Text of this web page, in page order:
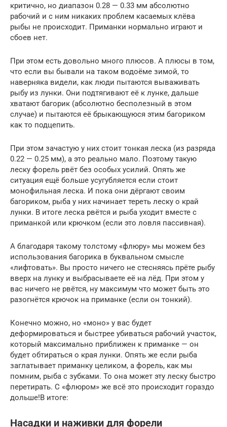
критично, но диапазон 0.28 — 0.33 мм абсолютно
рабочий и с ним никаких проблем касаемых клёва
рыбы не происходит. Приманки нормально играют и
сбоев нет.
При этом есть довольно много плюсов. А плюсы в том,
что если вы бывали на таком водоёме зимой, то
наверняка видели, как люди пытаются вываживать
рыбу из лунки. Они подтягивают её к лунке, дальше
хватают багорик (абсолютно бесполезный в этом
случае) и пытаются её брыкающуюся этим багориком
как то подцепить.
При этом зачастую у них стоит тонкая леска (из разряда
0.22 — 0.25 мм), а это реально мало. Поэтому такую
леску форель рвёт без особых усилий. Опять же
ситуация ещё больше усугубляется если стоит
монофильная леска. И пока они дёргают своим
багориком, рыба у них начинает тереть леску о край
лунки. В итоге леска рвётся и рыба уходит вместе с
приманкой или крючком (если это ловля пассивная).
А благодаря такому толстому «флюру» мы можем без
использования багорика в буквальном смысле
«лифтовать». Вы просто ничего не стесняясь прёте рыбу
вверх на лунку и выбрасываете её на лёд. При этом у
вас ничего не рвётся, ну максимум что может быть это
разогнётся крючок на приманке (если он тонкий).
Конечно можно, но «моно» у вас будет
деформироваться и быстрее убиваться рабочий участок,
который максимально приближен к приманке — он
будет обтираться о края лунки. Опять же если рыба
заглатывает приманку целиком, а форель, как мы
помним, рыба с зубками. То она может эту леску быстро
перетирать. С «флюром» же всё это происходит гораздо
дольше!В итоге:
Насадки и наживки для форели